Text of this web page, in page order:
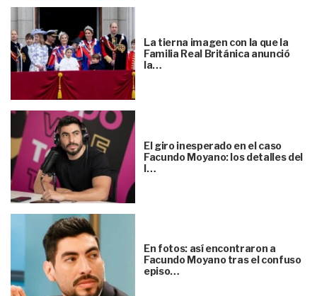
La tierna imagen con la que la
Familia Real Británica anunció
la…
El giro inesperado en el caso
Facundo Moyano: los detalles del
l…
En fotos: así encontraron a
Facundo Moyano tras el confuso
episo…